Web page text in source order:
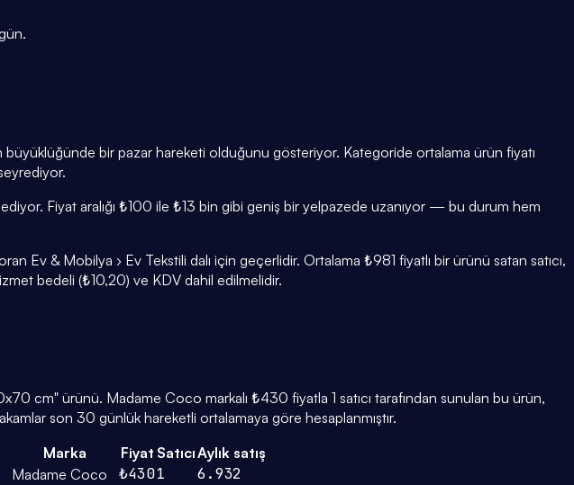
gün.
büyüklüğünde bir pazar hareketi olduğunu gösteriyor. Kategoride ortalama ürün fiyatı
Fiyat aralığı ₺100 ile ₺13 bin gibi geniş bir yelpazede uzanıyor — bu durum hem
Ev & Mobilya › Ev Tekstili dalı için geçerlidir. Ortalama ₺981 fiyatlı bir ürünü satan satıcı,
bedeli (₺10,20) ve KDV dahil edilmelidir.
cm" ürünü. Madame Coco markalı ₺430 fiyatla 1 satıcı tarafından sunulan bu ürün,
son 30 günlük hareketli ortalamaya göre hesaplanmıştır.
Marka Fiyat SatıcıAylık satış
Madame Coco ₺4301
6.932